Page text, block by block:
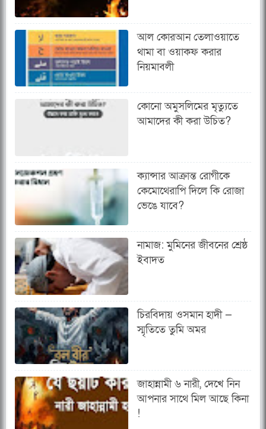
আল কোরআন তেলাওয়াতে
থামা বা ওয়াকফ করার
নিয়মাবলী
কোনো অমুসলিমের মৃত্যুতে
আমাদের কী করা উচিত?
ক্যান্সার আক্রান্ত রোগীকে
কেমোথেরাপি দিলে কি রোজা
ভেঙে যাবে?
নামাজ: মুমিনের জীবনের শ্রেষ্ঠ
ইবাদত
চিরবিদায় ওসমান হাদী —
স্মৃতিতে তুমি অমর
জাহান্নামী ৬ নারী, দেখে নিন
আপনার সাথে মিল আছে কিনা
!